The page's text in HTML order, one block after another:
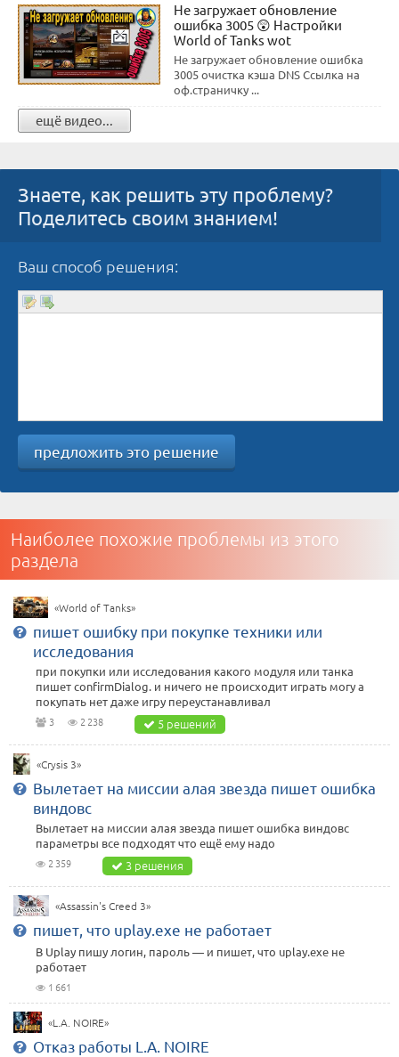
Не загружает обновление
ошибка 3005 😲 Настройки
World of Tanks wot
Не загружает обновление ошибка
3005 очистка кэша DNS Ссылка на
оф.страничку ...
ещё видео...
Знаете, как решить эту проблему?
Поделитесь своим знанием!
Ваш способ решения:
предложить это решение
Наиболее похожие проблемы из этого
раздела
«World of Tanks»
пишет ошибку при покупке техники или
исследования
при покупки или исследования какого модуля или танка
пишет confirmDialog. и ничего не происходит играть могу а
покупать нет даже игру переустанавливал
3 2 238 5 решений
«Crysis 3»
Вылетает на миссии алая звезда пишет ошибка
виндовс
Вылетает на миссии алая звезда пишет ошибка виндовс
параметры все подходят что ещё ему надо
2 359 3 решения
«Assassin's Creed 3»
пишет, что uplay.exe не работает
В Uplay пишу логин, пароль — и пишет, что uplay.exe не
работает
1 661
«L.A. NOIRE»
Отказ работы L.A. NOIRE